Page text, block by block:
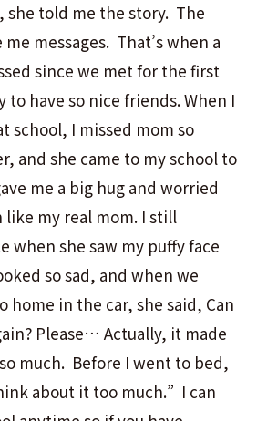
she told me the story. The
messages. That’s when a
since we met for the first
to have so nice friends. When I
school, I missed mom so
and she came to my school to
me a big hug and worried
like my real mom. I still
when she saw my puffy face
so sad, and when we
home in the car, she said, Can
Please… Actually, it made
much. Before I went to bed,
about it too much.” I can